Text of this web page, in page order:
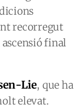
recorregut
final
Lie, que ha
elevat.